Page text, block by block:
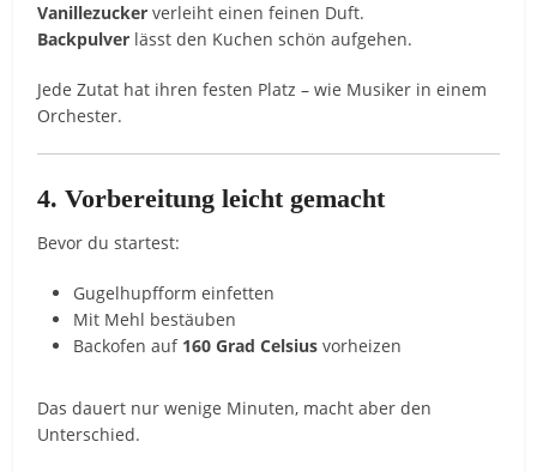
Vanillezucker verleiht einen feinen Duft.
Backpulver lässt den Kuchen schön aufgehen.
Jede Zutat hat ihren festen Platz – wie Musiker in einem
Orchester.
4. Vorbereitung leicht gemacht
Bevor du startest:
Gugelhupfform einfetten
Mit Mehl bestäuben
Backofen auf 160 Grad Celsius vorheizen
Das dauert nur wenige Minuten, macht aber den
Unterschied.